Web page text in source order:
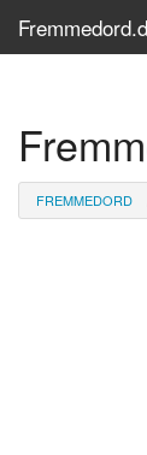
Søg...
Find bøger
FREMMEDORD